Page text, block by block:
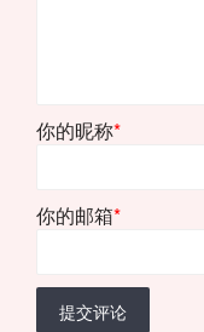
你的昵称*
你的邮箱*
提交评论